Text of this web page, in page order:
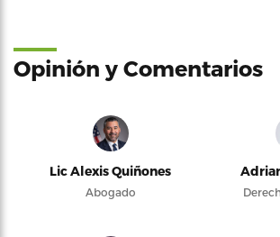
Opinión y Comentarios
Lic Alexis Quiñones
Abogado